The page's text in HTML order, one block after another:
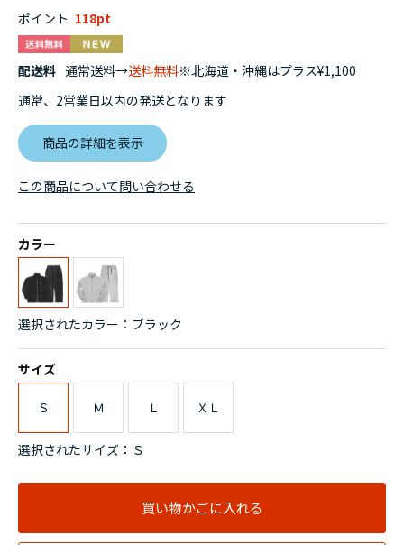
ポイント 118
配送料 通常送料→送料無料※北海道・沖縄はプラス¥1,100
通常、2営業日以内の発送となります
商品の詳細を表示
カラー
選択されたカラー：ブラック
サイズ
Ｓ Ｍ Ｌ ＸＬ
選択されたサイズ：Ｓ
買い物かごに入れる
この商品について問い合わせる